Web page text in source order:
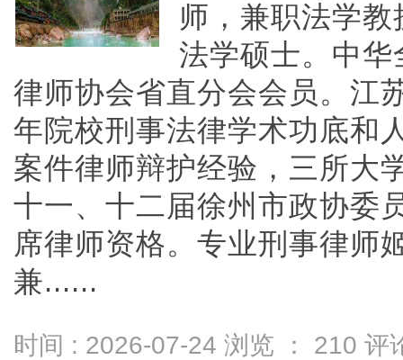
师，兼职法学
法学硕士。中
律师协会省直分会会员。江
年院校刑事法律学术功底和
案件律师辩护经验，三所大
十一、十二届徐州市政协委
席律师资格。专业刑事律师
兼......
时间 : 2026-07-24 浏览 ： 210 评